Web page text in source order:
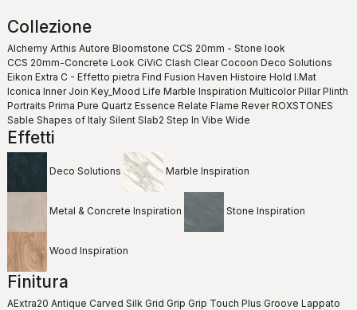
Collezione
Alchemy Arthis Autore Bloomstone CCS 20mm - Stone look
CCS 20mm-Concrete Look CiViC Clash Clear Cocoon Deco Solutions
Eikon Extra C - Effetto pietra Find Fusion Haven Histoire Hold I.Mat
Iconica Inner Join Key_Mood Life Marble Inspiration Multicolor Pillar Plinth
Portraits Prima Pure Quartz Essence Relate Flame Rever ROXSTONES
Sable Shapes of Italy Silent Slab2 Step In Vibe Wide
Effetti
Deco Solutions Marble Inspiration
Metal & Concrete Inspiration Stone Inspiration
Wood Inspiration
Finitura
AExtra20 Antique Carved Silk Grid Grip Grip Touch Plus Groove Lappato